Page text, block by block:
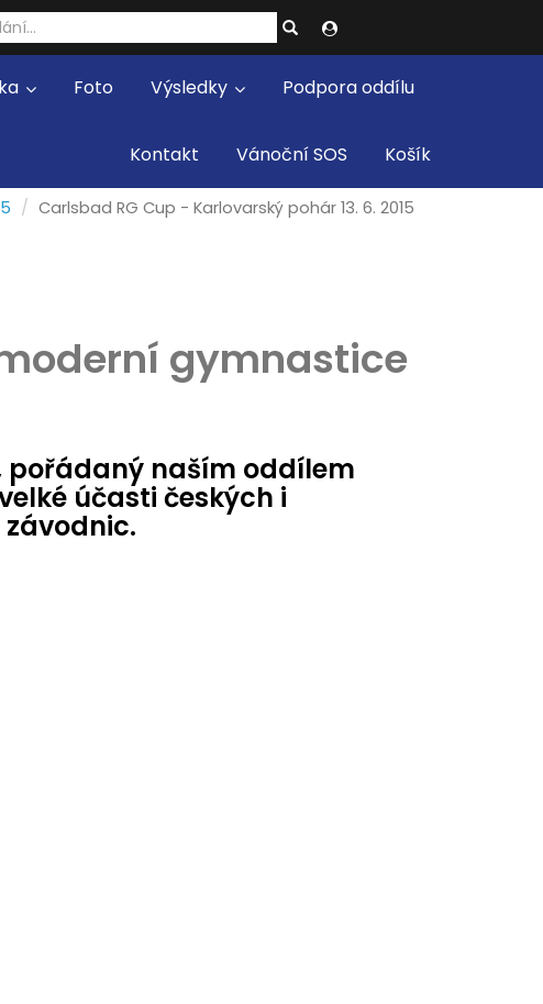
Foto Výsledky Podpora oddílu
Kontakt Vánoční SOS Košík
Carlsbad RG Cup - Karlovarský pohár 13. 6. 2015
gymnastice
pořádaný naším oddílem
účasti českých i